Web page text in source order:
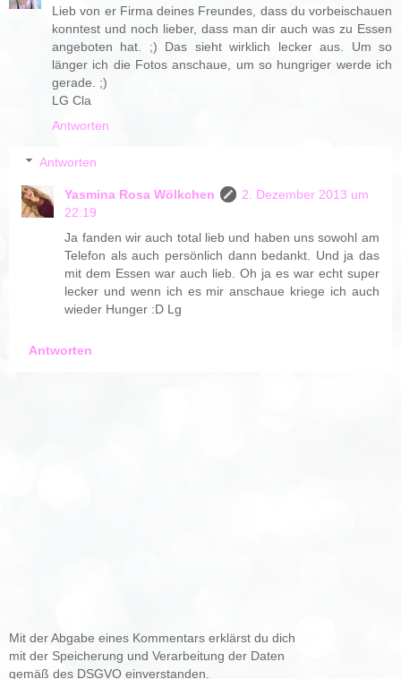
Lieb von er Firma deines Freundes, dass du vorbeischauen
konntest und noch lieber, dass man dir auch was zu Essen
angeboten hat. ;) Das sieht wirklich lecker aus. Um so
länger ich die Fotos anschaue, um so hungriger werde ich
gerade. ;)
LG Cla
Antworten
Antworten
Yasmina Rosa Wölkchen
2. Dezember 2013 um
22:19
Ja fanden wir auch total lieb und haben uns sowohl am
Telefon als auch persönlich dann bedankt. Und ja das
mit dem Essen war auch lieb. Oh ja es war echt super
lecker und wenn ich es mir anschaue kriege ich auch
wieder Hunger :D Lg
Antworten
Mit der Abgabe eines Kommentars erklärst du dich
mit der Speicherung und Verarbeitung der Daten
gemäß des DSGVO einverstanden.